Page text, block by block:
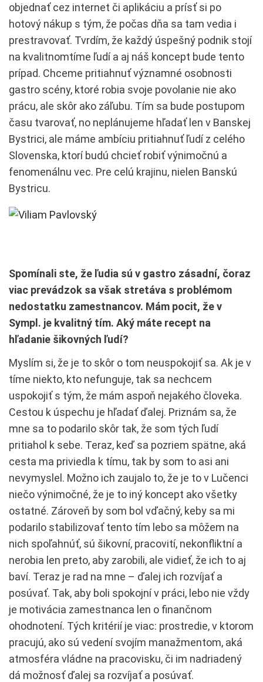
objednať cez internet či aplikáciu a prísť si po
hotový nákup s tým, že počas dňa sa tam vedia i
prestravovať. Tvrdím, že každý úspešný podnik stojí
na kvalitnomtíme ľudí a aj náš koncept bude tento
prípad. Chceme pritiahnuť významné osobnosti
gastro scény, ktoré robia svoje povolanie nie ako
prácu, ale skôr ako záľubu. Tím sa bude postupom
času tvarovať, no neplánujeme hľadať len v Banskej
Bystrici, ale máme ambíciu pritiahnuť ľudí z celého
Slovenska, ktorí budú chcieť robiť výnimočnú a
fenomenálnu vec. Pre celú krajinu, nielen Banskú
Bystricu.
Spomínali ste, že ľudia sú v gastro zásadní, čoraz
viac prevádzok sa však stretáva s problémom
nedostatku zamestnancov. Mám pocit, že v
Sympl. je kvalitný tím. Aký máte recept na
hľadanie šikovných ľudí?
Myslím si, že je to skôr o tom neuspokojiť sa. Ak je v
tíme niekto, kto nefunguje, tak sa nechcem
uspokojiť s tým, že mám aspoň nejakého človeka.
Cestou k úspechu je hľadať ďalej. Priznám sa, že
mne sa to podarilo skôr tak, že som tých ľudí
pritiahol k sebe. Teraz, keď sa pozriem spätne, aká
cesta ma priviedla k tímu, tak by som to asi ani
nevymyslel. Možno ich zaujalo to, že je to v Lučenci
niečo výnimočné, že je to iný koncept ako všetky
ostatné. Zároveň by som bol vďačný, keby sa mi
podarilo stabilizovať tento tím lebo sa môžem na
nich spoľahnúť, sú šikovní, pracovití, nekonfliktní a
nerobia len preto, aby zarobili, ale vidieť, že ich to aj
baví. Teraz je rad na mne – ďalej ich rozvíjať a
posúvať. Tak, aby boli spokojní v práci, lebo nie vždy
je motivácia zamestnanca len o finančnom
ohodnotení. Tých kritérií je viac: prostredie, v ktorom
pracujú, ako sú vedení svojím manažmentom, aká
atmosféra vládne na pracovisku, či im nadriadený
dá možnosť ďalej sa rozvíjať a posúvať.